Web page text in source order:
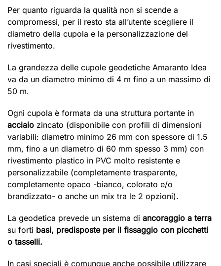
Per quanto riguarda la qualità non si scende a
compromessi, per il resto sta all’utente scegliere il
diametro della cupola e la personalizzazione del
rivestimento.
La grandezza delle cupole geodetiche Amaranto Idea
va da un diametro minimo di 4 m fino a un massimo di
50 m.
Ogni cupola è formata da una struttura portante in
acciaio zincato (disponibile con profili di dimensioni
variabili: diametro minimo 26 mm con spessore di 1.5
mm, fino a un diametro di 60 mm spesso 3 mm) con
rivestimento plastico in PVC molto resistente e
personalizzabile (completamente trasparente,
completamente opaco -bianco, colorato e/o
brandizzato- o anche un mix tra le 2 opzioni).
La geodetica prevede un sistema di ancoraggio a terra
su forti basi, predisposte per il fissaggio con picchetti
o tasselli.
In casi speciali è comunque anche possibile utilizzare